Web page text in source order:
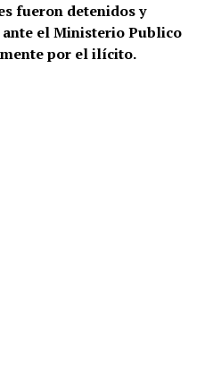
fueron detenidos y
el Ministerio Publico
por el ilícito.